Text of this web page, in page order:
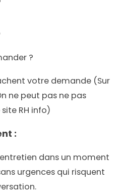
?
votre demande (Sur
ne peut pas ne pas
RH info)
:
dans un moment
urgences qui risquent